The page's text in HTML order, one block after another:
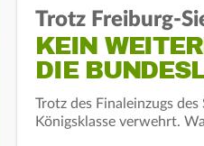
Trotz Freiburg-
KEIN
DIE
Trotz des Finaleinzugs
Königsklasse verwehrt.